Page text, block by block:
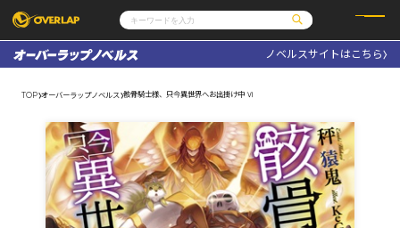
コミックガルド
コミッククリエ
文庫
ノベルス
その他
コミックエッセイ
ポケットモンスター
アニメ
ゲーム
通販・NEWS
OVERLAP STORE
オーバーラップ広報室
企業
会社概要
採用情報
アクセス
オーバーラップホールディングス
お問い合わせはこちら
オーバーラップ文庫
ノベルスサイトはこちら
TOP オーバーラップノベルス 骸骨騎士様、只今異世界へお出掛け中 Ⅵ